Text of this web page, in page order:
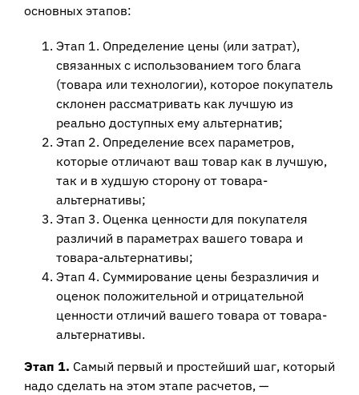
основных этапов:
Этап 1. Определение цены (или затрат),
связанных с использованием того блага
(товара или технологии), которое покупатель
склонен рассматривать как лучшую из
реально доступных ему альтернатив;
Этап 2. Определение всех параметров,
которые отличают ваш товар как в лучшую,
так и в худшую сторону от товара-
альтернативы;
Этап 3. Оценка ценности для покупателя
различий в параметрах вашего товара и
товара-альтернативы;
Этап 4. Суммирование цены безразличия и
оценок положительной и отрицательной
ценности отличий вашего товара от товара-
альтернативы.
Этап 1. Самый первый и простейший шаг, который
надо сделать на этом этапе расчетов, —